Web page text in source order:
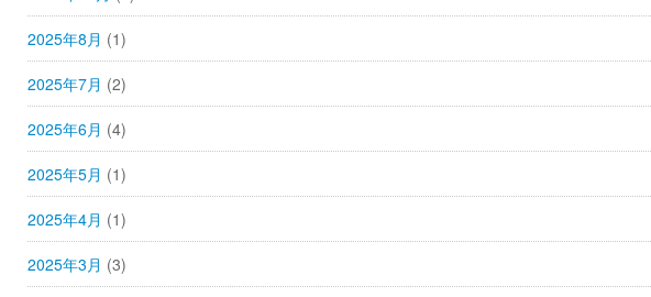
2025年8月 (1)
2025年7月 (2)
2025年6月 (4)
2025年5月 (1)
2025年4月 (1)
2025年3月 (3)